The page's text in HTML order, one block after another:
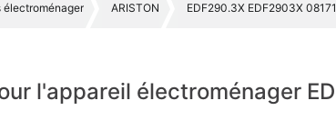
électroménager ARISTON EDF290.3X EDF2903X 08171
l'appareil électroménager